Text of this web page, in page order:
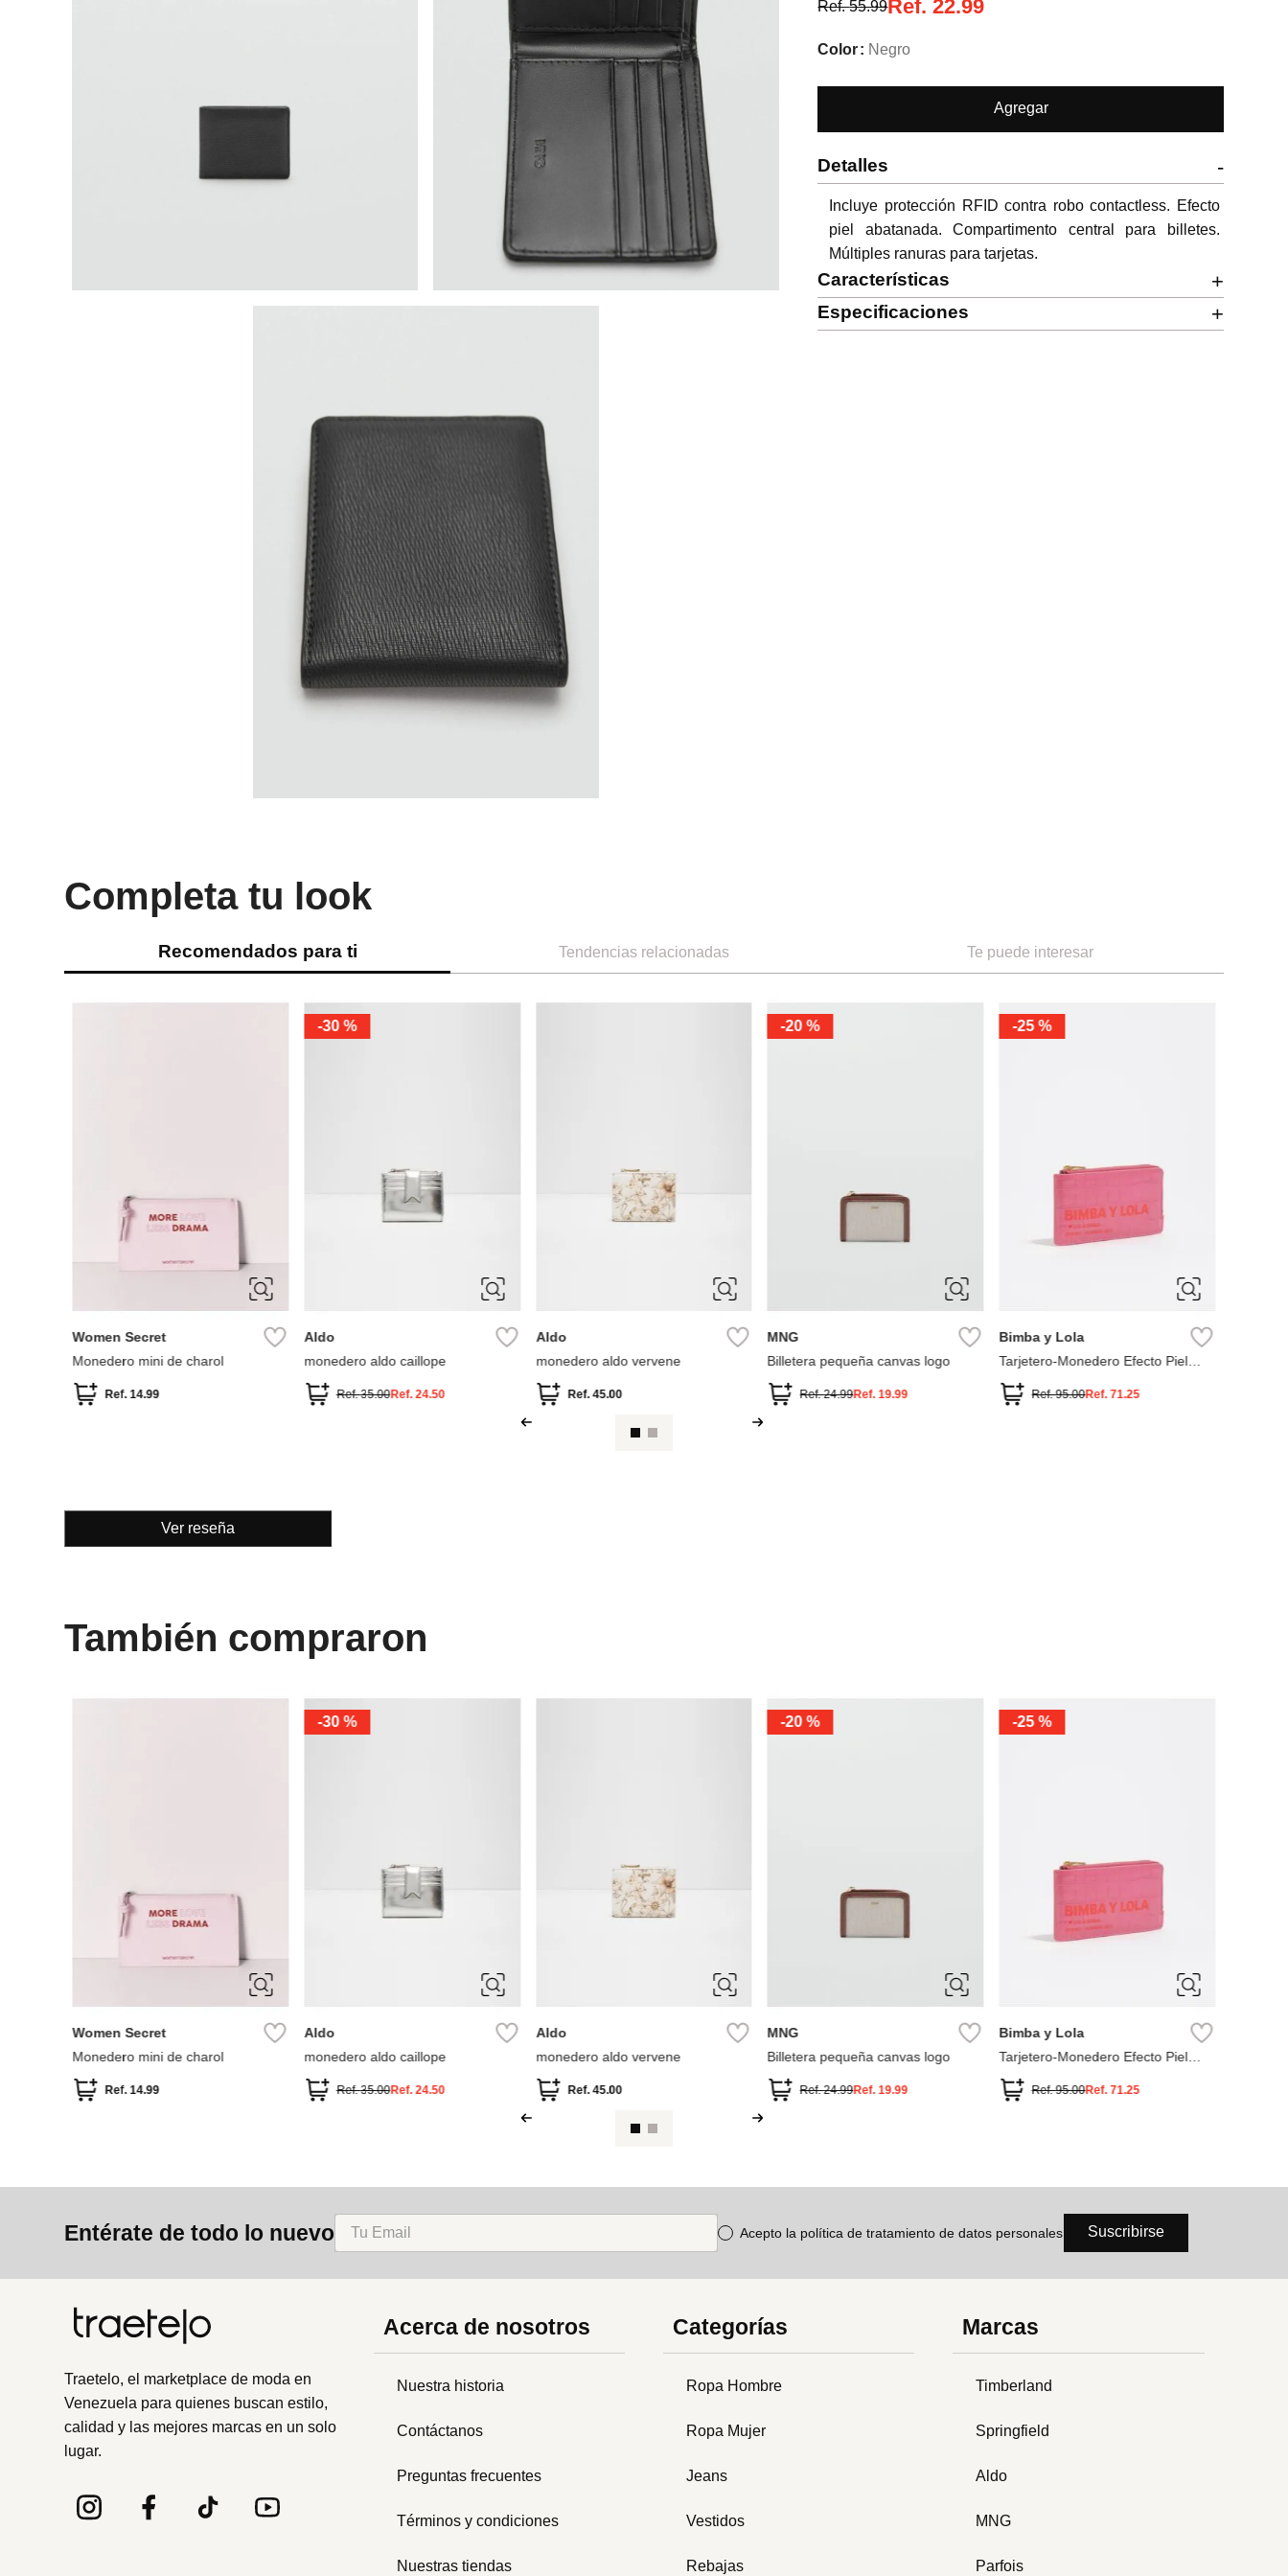
Ref.55.99Ref.22.99
Color Negro
Agregar
Detalles -
Incluye protección RFID contra robo contactless. Efecto
piel abatanada. Compartimento central para billetes.
Múltiples ranuras para tarjetas.
Características +
Especificaciones +
Completa tu look
Recomendados para ti Tendencias relacionadas Te puede interesar
Women Secret
Monedero mini de charol
Ref.14.99
-30 %
Aldo
monedero aldo caillope
Ref.35.00Ref.24.50
Aldo
monedero aldo vervene
Ref.45.00
-20 %
MNG
Billetera pequeña canvas logo
Ref.24.99Ref.19.99
-25 %
Bimba y Lola
Tarjetero-Monedero Efecto Piel
Ref.95.00Ref.71.25
Ver reseña
También compraron
Women Secret
Monedero mini de charol
Ref.14.99
-30 %
Aldo
monedero aldo caillope
Ref.35.00Ref.24.50
Aldo
monedero aldo vervene
Ref.45.00
-20 %
MNG
Billetera pequeña canvas logo
Ref.24.99Ref.19.99
-25 %
Bimba y Lola
Tarjetero-Monedero Efecto Piel
Ref.95.00Ref.71.25
Entérate de todo lo nuevo Acepto la política de tratamiento de datos personales Suscribirse
Traetelo, el marketplace de moda en
Venezuela para quienes buscan estilo,
calidad y las mejores marcas en un solo
lugar.
Acerca de nosotros
Nuestra historia
Contáctanos
Preguntas frecuentes
Términos y condiciones
Nuestras tiendas
Categorías
Ropa Hombre
Ropa Mujer
Jeans
Vestidos
Rebajas
Marcas
Timberland
Springfield
Aldo
MNG
Parfois